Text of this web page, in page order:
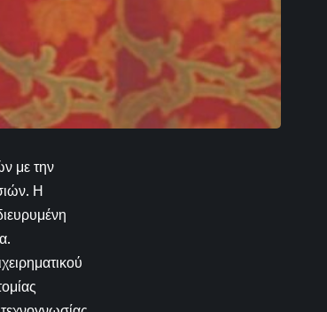
με την
Η